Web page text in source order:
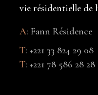
vie résidentielle de
A:Fann Résidence
T:+221 33 824 29 08
T:+221 78 586 28 28